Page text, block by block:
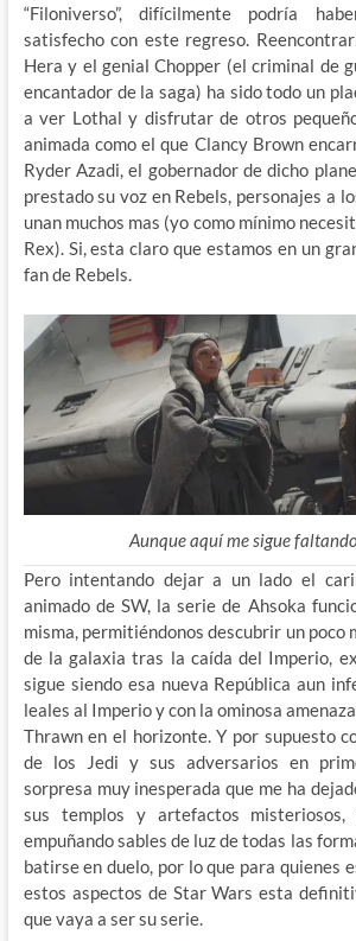
“Filoniverso”, difícilmente podría
satisfecho con este regreso.
Hera y el genial Chopper (el criminal de
encantador de la saga) ha sido todo un
a ver Lothal y disfrutar de otros
animada como el que Clancy Brown
Ryder Azadi, el gobernador de dicho
prestado su voz en Rebels, personajes a
unan muchos mas (yo como mínimo
Rex). Si, esta claro que estamos en un
fan de Rebels.
Aunque aquí me sigue
Pero intentando dejar a un lado el
animado de SW, la serie de Ahsoka
misma, permitiéndonos descubrir un poco
de la galaxia tras la caída del Imperio,
sigue siendo esa nueva República aun
leales al Imperio y con la ominosa
Thrawn en el horizonte. Y por supuesto
de los Jedi y sus adversarios en
sorpresa muy inesperada que me ha
sus templos y artefactos
empuñando sables de luz de todas las
batirse en duelo, por lo que para quienes
estos aspectos de Star Wars esta
que vaya a ser su serie.